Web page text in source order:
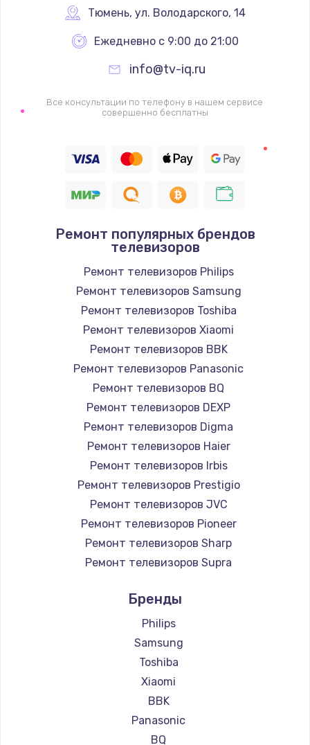
900 руб.
Заказать
Не работает
Заказать
Восстановление цепи питания, пайка
Заказать
Программный ремонт/прошивка
390 руб.
Заказать
Замена Bluetooth/Wi-Fi модуля
800 руб.
Заказать
Замена картридера
890 руб.
Заказать
Замена микросхемы NFC
1100 руб.
Заказать
3900 руб.
Заказать
Настройка Wi-Fi
Заказать
Тюмень, ул. Володарского, 14
Ежедневно с 9:00 до 21:00
info@tv-iq.ru
Все консультации по телефону в нашем сервисе
совершенно бесплатны
Ремонт популярных брендов
телевизоров
Ремонт телевизоров Philips
Ремонт телевизоров Samsung
Ремонт телевизоров Toshiba
Ремонт телевизоров Xiaomi
Ремонт телевизоров BBK
Ремонт телевизоров Panasonic
Ремонт телевизоров BQ
Ремонт телевизоров DEXP
Ремонт телевизоров Digma
Ремонт телевизоров Haier
Ремонт телевизоров Irbis
Ремонт телевизоров Prestigio
Ремонт телевизоров JVC
Ремонт телевизоров Pioneer
Ремонт телевизоров Sharp
Ремонт телевизоров Supra
Ремонт телевизоров Hisense
Ремонт телевизоров Daewoo
Ремонт телевизоров Centek
Ремонт телевизоров Telefunken
Ремонт телевизоров Hyundai
Ремонт телевизоров Doffler
Ремонт телевизоров Hiper
Ремонт телевизоров Grundig
Бренды
Philips
Samsung
Toshiba
Xiaomi
BBK
Panasonic
BQ